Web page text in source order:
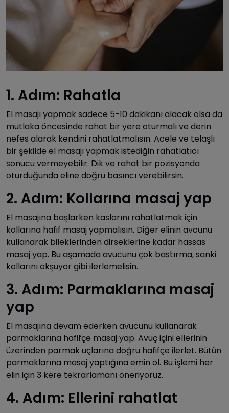
1. Adım: Rahatla
El masajı yapmak sadece 5-10 dakikanı alacak olsa da
mutlaka öncesinde rahat bir yere oturmalı ve derin
nefes alarak kendini rahatlatmalısın. Acele ve telaşlı
bir şekilde el masajı yapmak istediğin rahatlatıcı
sonucu vermeyebilir. Dik ve rahat bir pozisyonda
oturduğunda eline doğru basıncı verebilirsin.
2. Adım: Kollarına masaj yap
El masajına başlarken kaslarını rahatlatmak için
kollarına hafif masaj yapmalısın. Diğer elinin avcunu
kullanarak bileklerinden dirseklerine kadar hassas
masaj yap. Bu aşamada avucunu çok bastırma, sanki
kollarını okşuyor gibi ilerlemelisin.
3. Adım: Parmaklarına masaj
yap
El masajına devam ederken avucunu kullanarak
parmaklarına hafifçe masaj yap. Avuç içini ellerinin
üzerinden parmak uçlarına doğru hafifçe ilerlet. Bütün
parmaklarına masaj yaptığına emin ol. Bu işlemi her
elin için 3 kere tekrarlamanı öneriyoruz.
4. Adım: Ellerini rahatlat